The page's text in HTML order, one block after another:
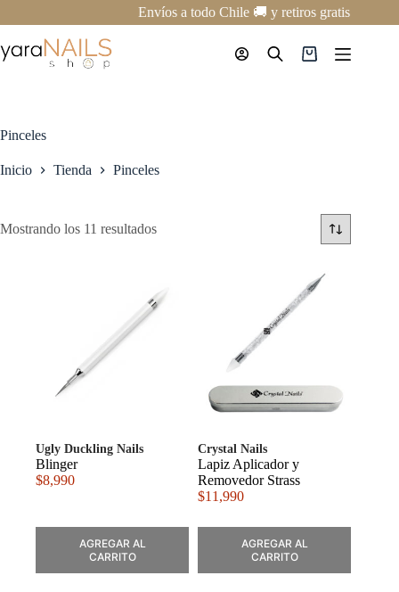
al
contenido
Envíos a todo Chile 🚚 y retiros gratis en
Carro
Pinceles
Inicio Tienda Pinceles
Mostrando los 11 resultados
Ugly Duckling Nails
Blinger
$8,990
AGREGAR AL
CARRITO
Crystal Nails
Lapiz Aplicador y
Removedor Strass
$11,990
AGREGAR AL
CARRITO